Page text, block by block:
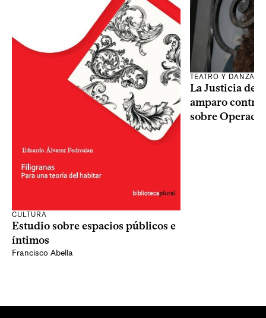
CULTURA
Estudio sobre espacios públicos e
íntimos
Francisco Abella
TEATRO Y DANZA
La Justicia
amparo contra
sobre